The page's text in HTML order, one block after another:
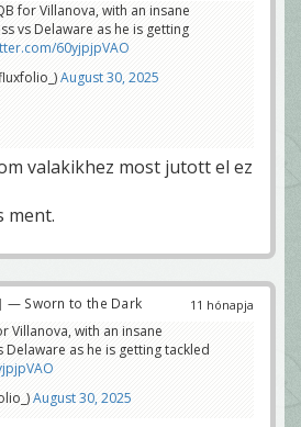
for Villanova, with an insane
vs Delaware as he is getting
60yjpjpVAO
August 30, 2025
valakikhez most jutott el ez
ment.
11 hónapja
— Sworn to the Dark
Villanova, with an insane
as he is getting tackled
August 30, 2025